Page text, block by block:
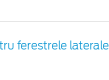
ferestrele laterale